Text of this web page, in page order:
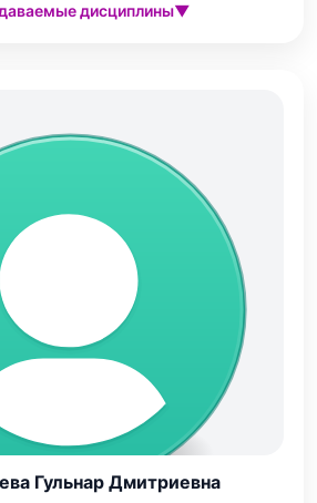
дисциплины▼
Гульнар Дмитриевна